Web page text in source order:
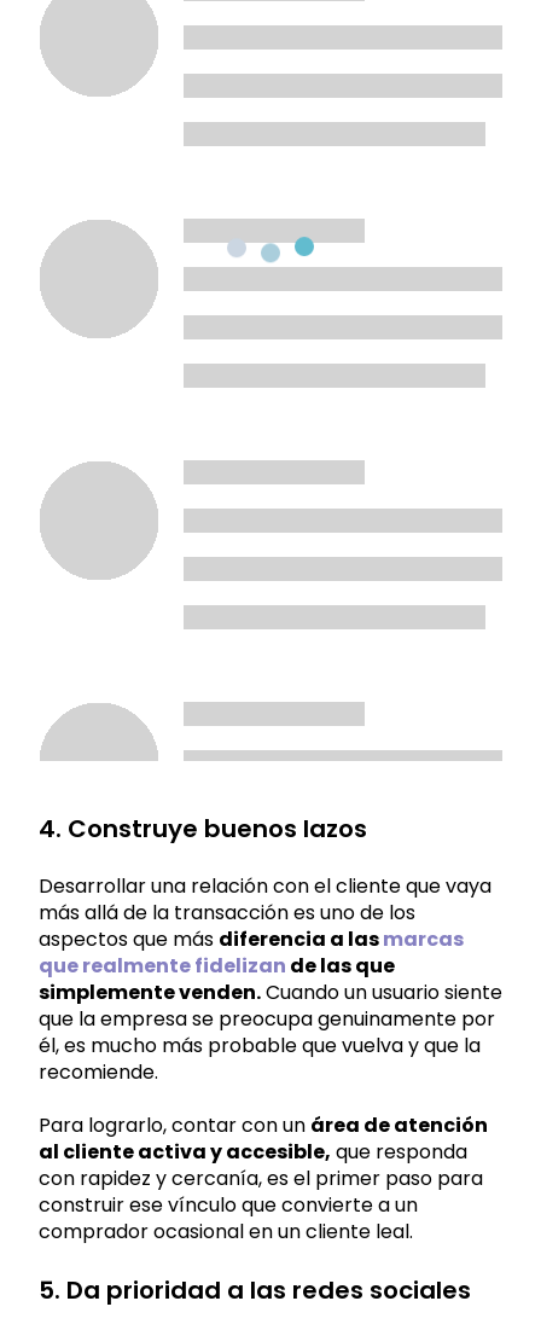
4. Construye buenos lazos
Desarrollar una relación con el cliente que vaya
más allá de la transacción es uno de los
aspectos que más diferencia a lasmarcas
que realmente fidelizan de las que
simplemente venden.Cuando un usuario siente
que la empresa se preocupa genuinamente por
él, es mucho más probable que vuelva y que la
recomiende.
Para lograrlo, contar con un área de atención
al cliente activa y accesible, que responda
con rapidez y cercanía, es el primer paso para
construir ese vínculo que convierte a un
comprador ocasional en un cliente leal.
5. Da prioridad a las redes sociales